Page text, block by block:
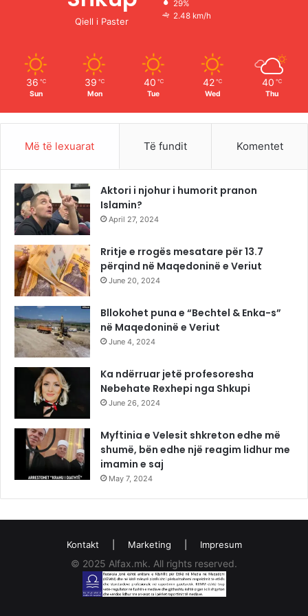
r
Qiell i Paster
29%
2.48 km/h
36 ℃
Sun
39 ℃
Mon
40 ℃
Tue
42 ℃
Wed
40 ℃
Thu
Më të lexuarat Të fundit Komentet
Aktori i njohur i humorit pranon
Islamin?
April 27, 2024
Rritje e rrogës mesatare për 13.7
përqind në Maqedoninë e Veriut
June 20, 2024
Bllokohet puna e “Bechtel & Enka-s”
në Maqedoninë e Veriut
June 4, 2024
Ka ndërruar jetë profesoresha
Nebehate Rexhepi nga Shkupi
June 26, 2024
Myftinia e Velesit shkreton edhe më
shumë, bën edhe një reagim lidhur me
imamin e saj
May 7, 2024
Kontakt Marketing Impresum
© 2025 Alfax.mk. All rights reserved.